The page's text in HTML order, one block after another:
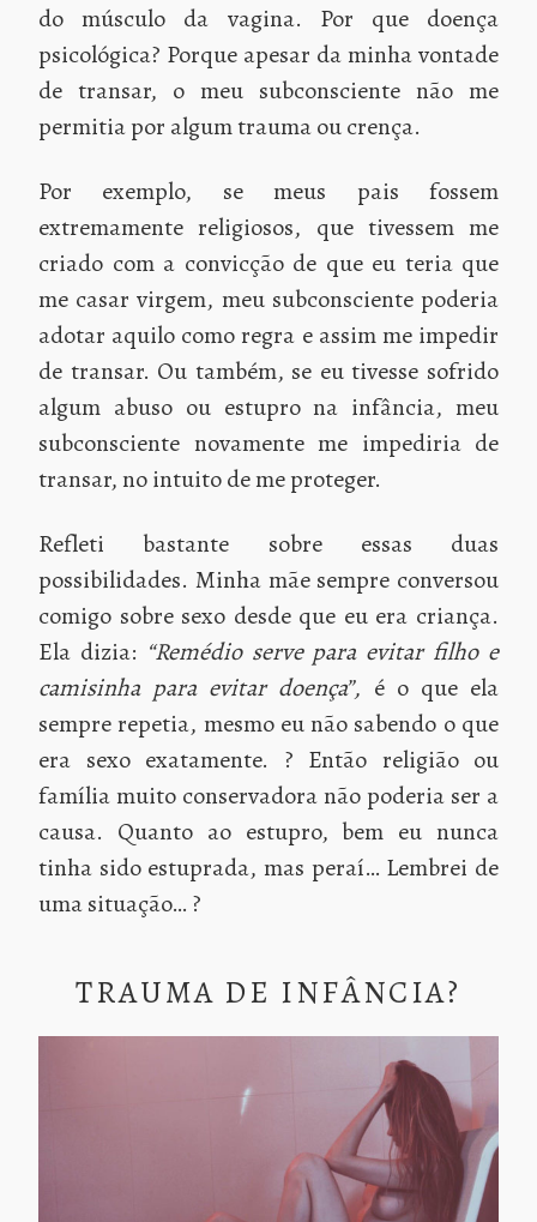
do músculo da vagina. Por que doença
psicológica? Porque apesar da minha vontade
de transar, o meu subconsciente não me
permitia por algum trauma ou crença.
Por exemplo, se meus pais fossem
extremamente religiosos, que tivessem me
criado com a convicção de que eu teria que
me casar virgem, meu subconsciente poderia
adotar aquilo como regra e assim me impedir
de transar. Ou também, se eu tivesse sofrido
algum abuso ou estupro na infância, meu
subconsciente novamente me impediria de
transar, no intuito de me proteger.
Refleti bastante sobre essas duas
possibilidades. Minha mãe sempre conversou
comigo sobre sexo desde que eu era criança.
Ela dizia: “Remédio serve para evitar filho e
camisinha para evitar doença”, é o que ela
sempre repetia, mesmo eu não sabendo o que
era sexo exatamente. ? Então religião ou
família muito conservadora não poderia ser a
causa. Quanto ao estupro, bem eu nunca
tinha sido estuprada, mas peraí… Lembrei de
uma situação… ?
TRAUMA DE INFÂNCIA?